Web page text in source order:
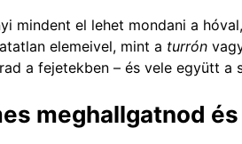
mindent el lehet mondani a
elemeivel, mint a turrón
a fejetekben – és vele együtt a
meghallgatnod